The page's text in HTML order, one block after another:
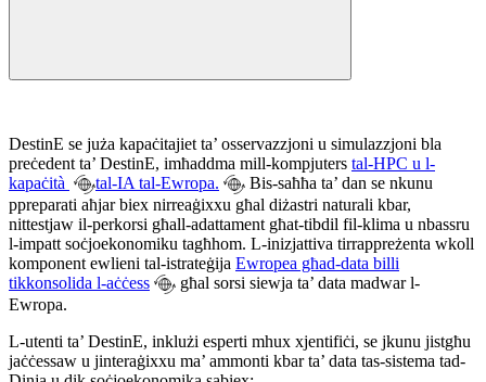
DestinE se juża kapaċitajiet ta’ osservazzjoni u simulazzjoni bla
preċedent ta’ DestinE, imħaddma mill-kompjuters tal-HPC u l-
kapaċità
tal-IA tal-Ewropa.
Bis-saħħa ta’ dan se nkunu
ppreparati aħjar biex nirreaġixxu għal diżastri naturali kbar,
nittestjaw il-perkorsi għall-adattament għat-tibdil fil-klima u nbassru
l-impatt soċjoekonomiku tagħhom. L-inizjattiva tirrappreżenta wkoll
komponent ewlieni tal-istrateġija Ewropea għad-data billi
tikkonsolida l-aċċess
għal sorsi siewja ta’ data madwar l-
Ewropa.
L-utenti ta’ DestinE, inklużi esperti mhux xjentifiċi, se jkunu jistgħu
jaċċessaw u jinteraġixxu ma’ ammonti kbar ta’ data tas-sistema tad-